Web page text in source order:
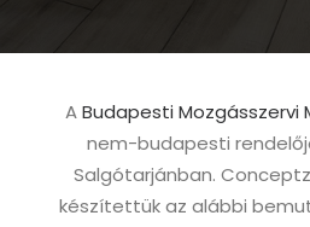
ABudapesti Mozgásszervi
nem-budapesti
Salgótarjánban.
készítettük az alábbi